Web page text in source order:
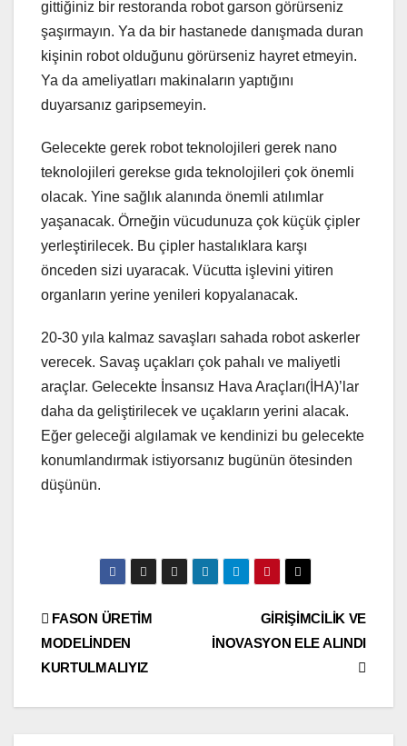
gittiğiniz bir restoranda robot garson görürseniz
şaşırmayın. Ya da bir hastanede danışmada duran
kişinin robot olduğunu görürseniz hayret etmeyin.
Ya da ameliyatları makinaların yaptığını
duyarsanız garipsemeyin.
Gelecekte gerek robot teknolojileri gerek nano
teknolojileri gerekse gıda teknolojileri çok önemli
olacak. Yine sağlık alanında önemli atılımlar
yaşanacak. Örneğin vücudunuza çok küçük çipler
yerleştirilecek. Bu çipler hastalıklara karşı
önceden sizi uyaracak. Vücutta işlevini yitiren
organların yerine yenileri kopyalanacak.
20-30 yıla kalmaz savaşları sahada robot askerler
verecek. Savaş uçakları çok pahalı ve maliyetli
araçlar. Gelecekte İnsansız Hava Araçları(İHA)’lar
daha da geliştirilecek ve uçakların yerini alacak.
Eğer geleceği algılamak ve kendinizi bu gelecekte
konumlandırmak istiyorsanız bugünün ötesinden
düşünün.
Yazı
gezinmesi
GİRİŞİMCİLİK VE
İNOVASYON ELE ALINDI
FASON ÜRETİM
MODELİNDEN
KURTULMALIYIZ